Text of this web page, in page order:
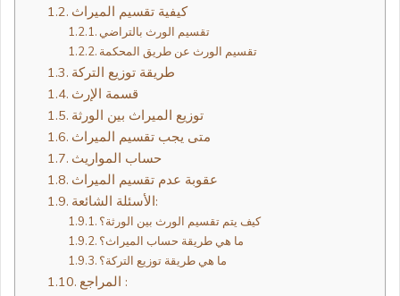
كيفية تقسيم الميراث
تقسيم الورث بالتراضي
تقسيم الورث عن طريق المحكمة
طريقة توزيع التركة
قسمة الإرث
توزيع الميراث بين الورثة
متى يجب تقسيم الميراث
حساب المواريث
عقوبة عدم تقسيم الميراث
الأسئلة الشائعة:
كيف يتم تقسيم الورث بين الورثة؟
ما هي طريقة حساب الميراث؟
ما هي طريقة توزيع التركة؟
المراجع :